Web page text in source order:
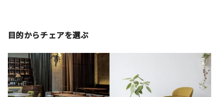
目的からチェアを選ぶ